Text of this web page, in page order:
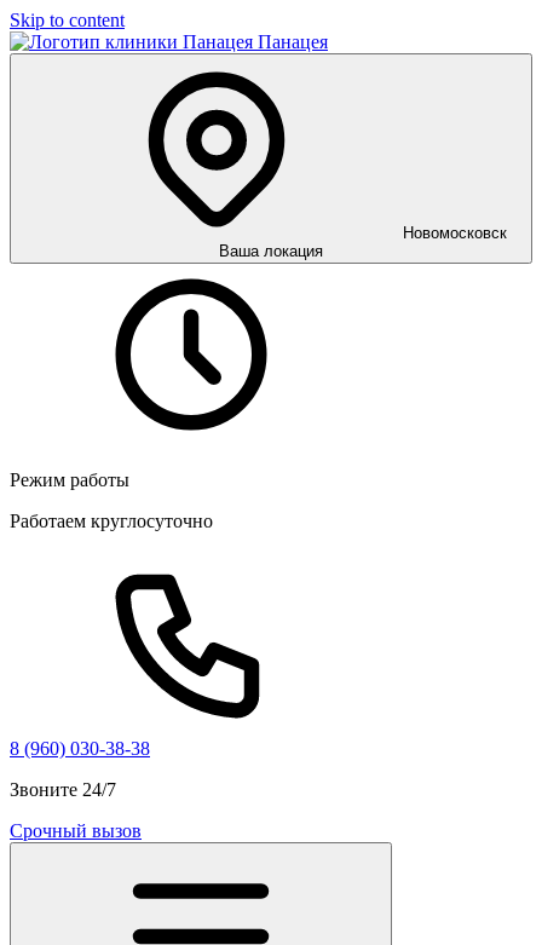
Skip to content
Панацея
Новомосковск
Ваша локация
Режим работы
Работаем круглосуточно
8 (960) 030-38-38
Звоните 24/7
Срочный вызов